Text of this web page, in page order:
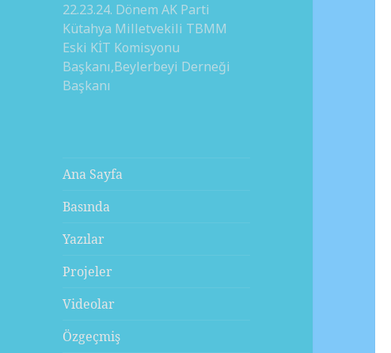
22.23.24. Dönem AK Parti
Kütahya Milletvekili TBMM
Eski KİT Komisyonu
Başkanı,Beylerbeyi Derneği
Başkanı
Ana Sayfa
Basında
Yazılar
Projeler
Videolar
Özgeçmiş